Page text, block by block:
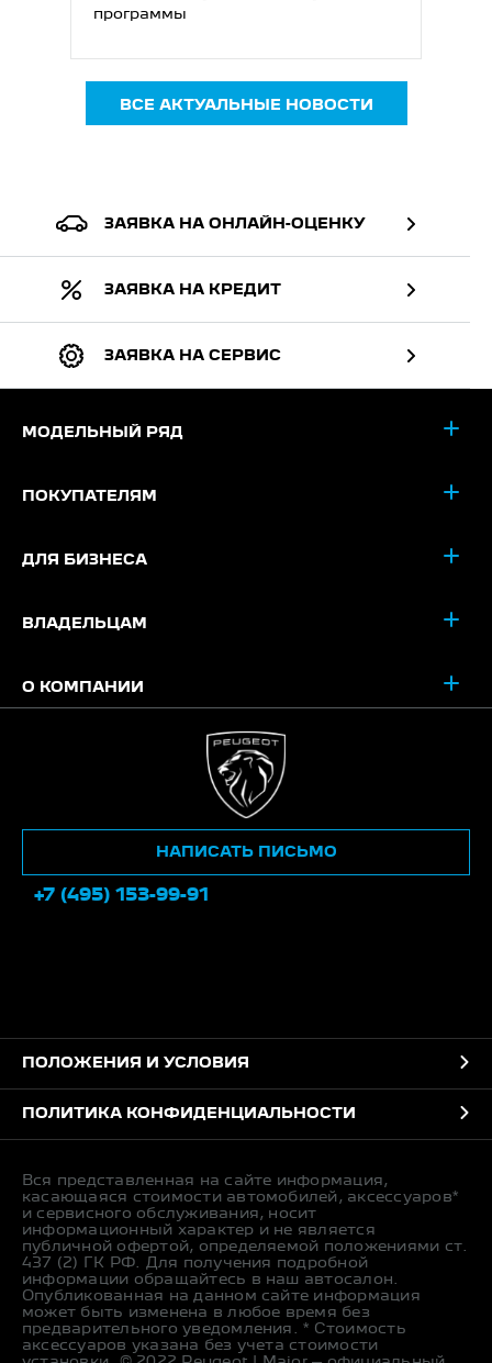
программы
ВСЕ АКТУАЛЬНЫЕ НОВОСТИ
ЗАЯВКА НА ОНЛАЙН-ОЦЕНКУ
ЗАЯВКА НА КРЕДИТ
ЗАЯВКА НА СЕРВИС
МОДЕЛЬНЫЙ РЯД
ПОКУПАТЕЛЯМ
ДЛЯ БИЗНЕСА
ВЛАДЕЛЬЦАМ
О КОМПАНИИ
+7 (495) 153-99-91
НАПИСАТЬ ПИСЬМО
ПОЛОЖЕНИЯ И УСЛОВИЯ
ПОЛИТИКА КОНФИДЕНЦИАЛЬНОСТИ
Вся представленная на сайте информация,
касающаяся стоимости автомобилей, аксессуаров*
и сервисного обслуживания, носит
информационный характер и не является
публичной офертой, определяемой положениями ст.
437 (2) ГК РФ. Для получения подробной
информации обращайтесь в наш автосалон.
Опубликованная на данном сайте информация
может быть изменена в любое время без
предварительного уведомления. * Стоимость
аксессуаров указана без учета стоимости